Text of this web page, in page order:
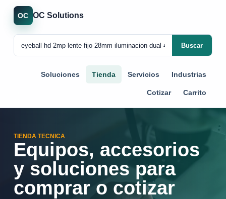
OC OC Solutions
Buscar
Soluciones Tienda Servicios Industrias
Cotizar Carrito
TIENDA TECNICA
Equipos, accesorios
y soluciones para
comprar o cotizar